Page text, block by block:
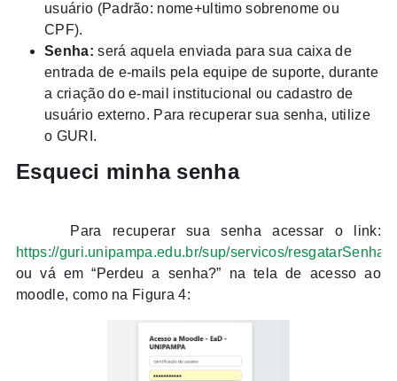
usuário (Padrão: nome+ultimo sobrenome ou
CPF).
Senha: será aquela enviada para sua caixa de
entrada de e-mails pela equipe de suporte, durante
a criação do e-mail institucional ou cadastro de
usuário externo. Para recuperar sua senha, utilize
o GURI.
Esqueci minha senha
Para recuperar sua senha acessar o link:
https://guri.unipampa.edu.br/sup/servicos/
ou vá em “Perdeu a senha?” na tela de acesso ao
moodle, como na Figura 4: